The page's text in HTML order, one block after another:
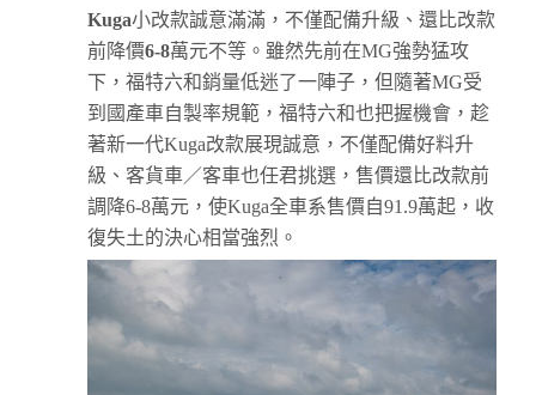
Kuga小改款誠意滿滿，不僅配備升級、還比改款
前降價6-8萬元不等。雖然先前在MG強勢猛攻
下，福特六和銷量低迷了一陣子，但隨著MG受
到國產車自製率規範，福特六和也把握機會，趁
著新一代Kuga改款展現誠意，不僅配備好料升
級、客貨車／客車也任君挑選，售價還比改款前
調降6-8萬元，使Kuga全車系售價自91.9萬起，收
復失土的決心相當強烈。